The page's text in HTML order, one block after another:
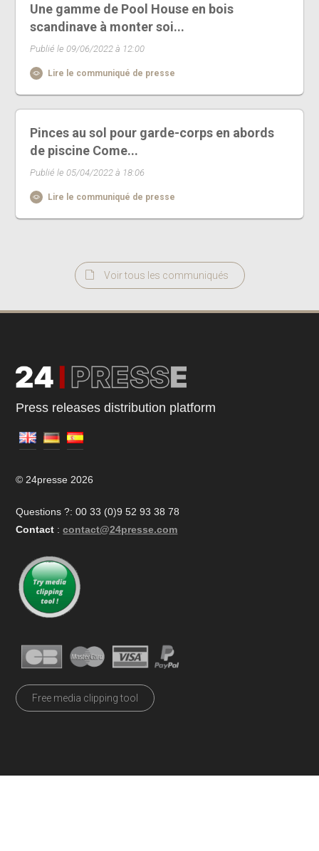
Une gamme de Pool House en bois
scandinave à monter soi...
Publié le 09/06/2022 à 12:00
Lire le communiqué de presse
Pinces au sol pour garde-corps en abords
de piscine Come...
Publié le 05/04/2022 à 18:06
Lire le communiqué de presse
Voir tous les communiqués
Press releases distribution platform
© 24presse 2026
Questions ?: 00 33 (0)9 52 93 38 78
Contact : contact@24presse.com
Free media clipping tool